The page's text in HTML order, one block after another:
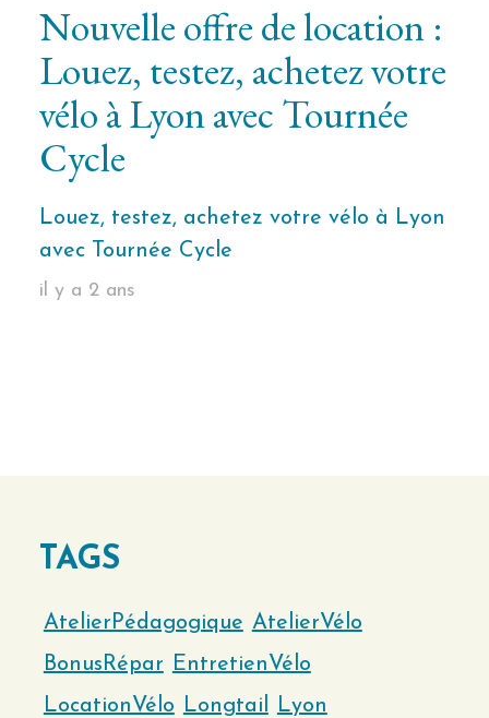
Nouvelle offre de location :
Louez, testez, achetez votre
vélo à Lyon avec Tournée
Cycle
Louez, testez, achetez votre vélo à Lyon
avec Tournée Cycle
il y a 2 ans
TAGS
AtelierPédagogique AtelierVélo
BonusRépar EntretienVélo
LocationVélo Longtail Lyon